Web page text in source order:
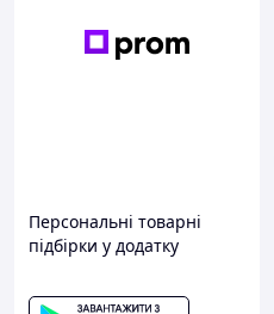
Персональні товарні
підбірки у додатку